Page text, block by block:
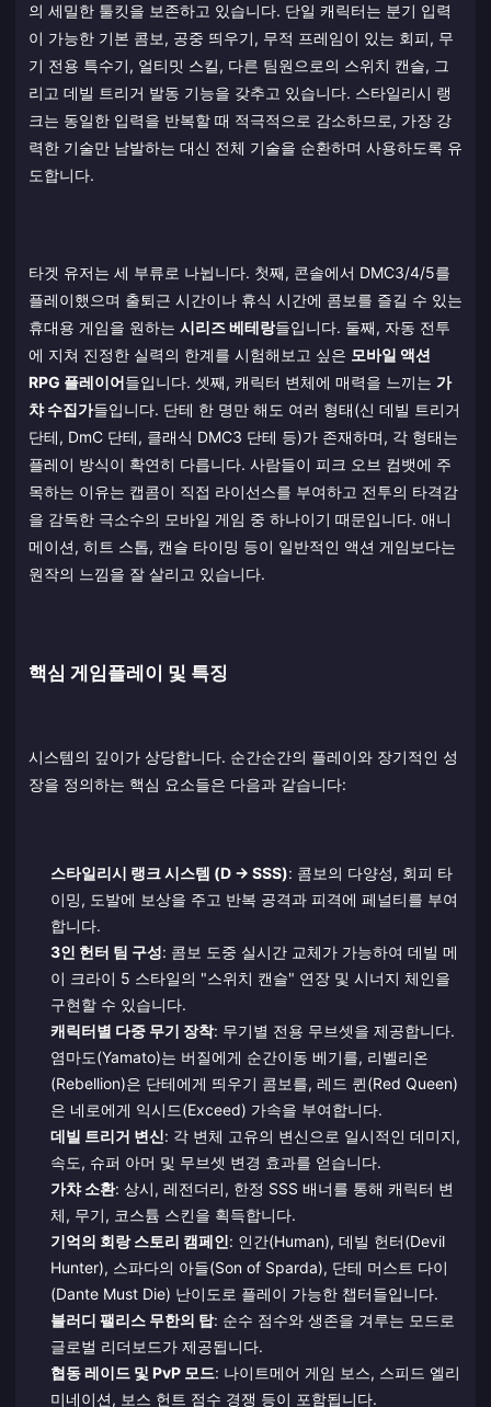
의 세밀한 툴킷을 보존하고 있습니다. 단일 캐릭터는 분기 입력
이 가능한 기본 콤보, 공중 띄우기, 무적 프레임이 있는 회피, 무
기 전용 특수기, 얼티밋 스킬, 다른 팀원으로의 스위치 캔슬, 그
리고 데빌 트리거 발동 기능을 갖추고 있습니다. 스타일리시 랭
크는 동일한 입력을 반복할 때 적극적으로 감소하므로, 가장 강
력한 기술만 남발하는 대신 전체 기술을 순환하며 사용하도록 유
도합니다.
타겟 유저는 세 부류로 나뉩니다. 첫째, 콘솔에서 DMC3/4/5를
플레이했으며 출퇴근 시간이나 휴식 시간에 콤보를 즐길 수 있는
휴대용 게임을 원하는 시리즈 베테랑들입니다. 둘째, 자동 전투
에 지쳐 진정한 실력의 한계를 시험해보고 싶은 모바일 액션
RPG 플레이어들입니다. 셋째, 캐릭터 변체에 매력을 느끼는 가
챠 수집가들입니다. 단테 한 명만 해도 여러 형태(신 데빌 트리거
단테, DmC 단테, 클래식 DMC3 단테 등)가 존재하며, 각 형태는
플레이 방식이 확연히 다릅니다. 사람들이 피크 오브 컴뱃에 주
목하는 이유는 캡콤이 직접 라이선스를 부여하고 전투의 타격감
을 감독한 극소수의 모바일 게임 중 하나이기 때문입니다. 애니
메이션, 히트 스톱, 캔슬 타이밍 등이 일반적인 액션 게임보다는
원작의 느낌을 잘 살리고 있습니다.
핵심 게임플레이 및 특징
시스템의 깊이가 상당합니다. 순간순간의 플레이와 장기적인 성
장을 정의하는 핵심 요소들은 다음과 같습니다:
스타일리시 랭크 시스템 (D → SSS): 콤보의 다양성, 회피 타
이밍, 도발에 보상을 주고 반복 공격과 피격에 페널티를 부여
합니다.
3인 헌터 팀 구성: 콤보 도중 실시간 교체가 가능하여 데빌 메
이 크라이 5 스타일의 "스위치 캔슬" 연장 및 시너지 체인을
구현할 수 있습니다.
캐릭터별 다중 무기 장착: 무기별 전용 무브셋을 제공합니다.
염마도(Yamato)는 버질에게 순간이동 베기를, 리벨리온
(Rebellion)은 단테에게 띄우기 콤보를, 레드 퀸(Red Queen)
은 네로에게 익시드(Exceed) 가속을 부여합니다.
데빌 트리거 변신: 각 변체 고유의 변신으로 일시적인 데미지,
속도, 슈퍼 아머 및 무브셋 변경 효과를 얻습니다.
가챠 소환: 상시, 레전더리, 한정 SSS 배너를 통해 캐릭터 변
체, 무기, 코스튬 스킨을 획득합니다.
기억의 회랑 스토리 캠페인: 인간(Human), 데빌 헌터(Devil
Hunter), 스파다의 아들(Son of Sparda), 단테 머스트 다이
(Dante Must Die) 난이도로 플레이 가능한 챕터들입니다.
블러디 팰리스 무한의 탑: 순수 점수와 생존을 겨루는 모드로
글로벌 리더보드가 제공됩니다.
협동 레이드 및 PvP 모드: 나이트메어 게임 보스, 스피드 엘리
미네이션, 보스 헌트 점수 경쟁 등이 포함됩니다.